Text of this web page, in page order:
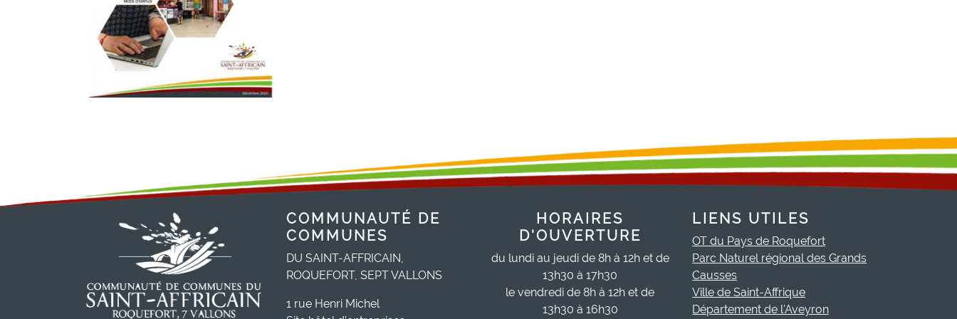
COMMUNAUTÉ DE
COMMUNES
DU SAINT-AFFRICAIN,
ROQUEFORT, SEPT VALLONS
1 rue Henri Michel
HORAIRES
D'OUVERTURE
du lundi au jeudi de 8h à 12h et de
13h30 à 17h30
le vendredi de 8h à 12h et de
13h30 à 16h30
LIENS UTILES
OT du Pays de Roquefort
Parc Naturel régional des Grands
Causses
Ville de Saint-Affrique
Département de l'Aveyron